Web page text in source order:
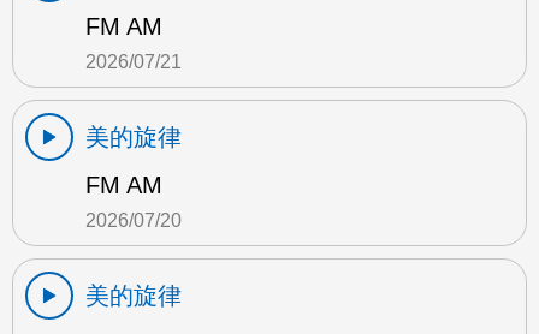
FM AM
2026/07/21
美的旋律
FM AM
2026/07/20
美的旋律